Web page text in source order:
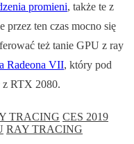
promieni, także te z
przez ten czas mocno się
też tanie GPU z ray
Radeona VII, który pod
z RTX 2080.
TRACING CES 2019
RAY TRACING